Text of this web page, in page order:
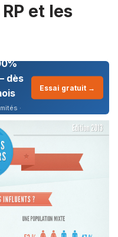
et les
dès
·
Essai gratuit →